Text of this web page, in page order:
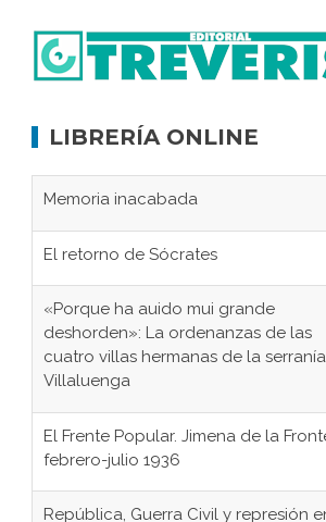
LIBRERÍA ONLINE
Memoria inacabada
El retorno de Sócrates
«Porque ha auido mui grande
deshorden»: La ordenanzas de las
cuatro villas hermanas de la
Villaluenga
El Frente Popular. Jimena de la
febrero-julio 1936
República, Guerra Civil y represión